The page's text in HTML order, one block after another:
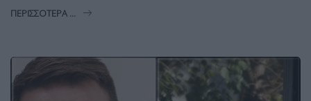
ΠΕΡΙΣΣΌΤΕΡΑ ...